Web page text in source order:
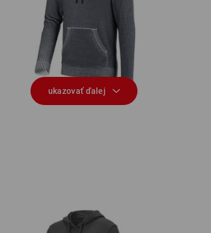
Úpletová mikina s kapucňou e.s.iconic
ukazovať ďalej